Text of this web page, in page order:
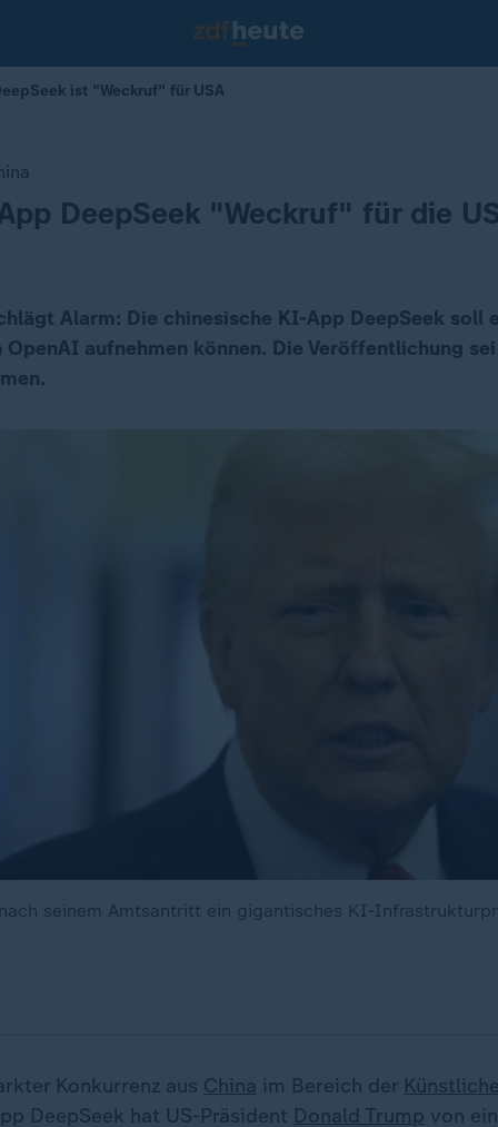
ist "Weckruf" für USA
DeepSeek "Weckruf" für die
Alarm: Die chinesische KI-App DeepSeek soll
OpenAI aufnehmen können. Die Veröffentlichung
seinem Amtsantritt ein gigantisches KI-
Konkurrenz aus China im Bereich der
DeepSeek hat US-Präsident Donald Trump von